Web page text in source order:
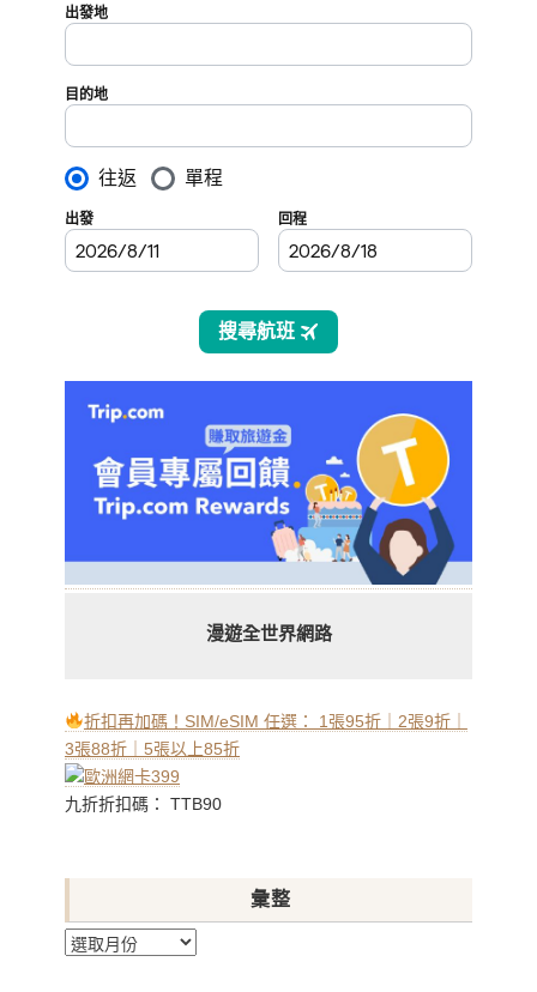
漫遊全世界網路
折扣再加碼！SIM/eSIM 任選： 1張95折｜2張9折｜
3張88折｜5張以上85折
九折折扣碼： TTB90
彙整
彙